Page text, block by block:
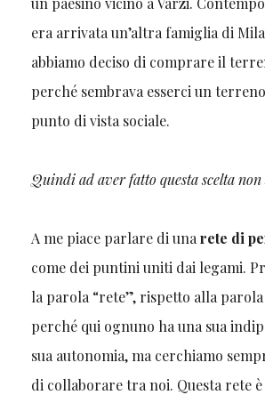
era arrivata un’altra famiglia di
abbiamo deciso di comprare il
perché sembrava esserci un
punto di vista sociale.
Quindi ad aver fatto questa scelta non
A me piace parlare di una rete di
come dei puntini uniti dai legami.
la parola “rete”, rispetto alla
perché qui ognuno ha una sua
sua autonomia, ma cerchiamo
di collaborare tra noi. Questa rete